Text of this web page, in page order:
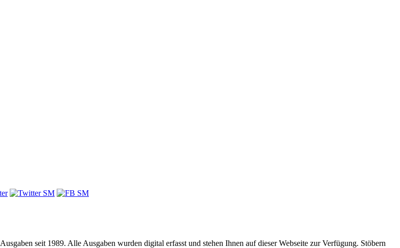
seit 1989. Alle Ausgaben wurden digital erfasst und stehen Ihnen auf dieser Webseite zur Verfügung. Stöbern